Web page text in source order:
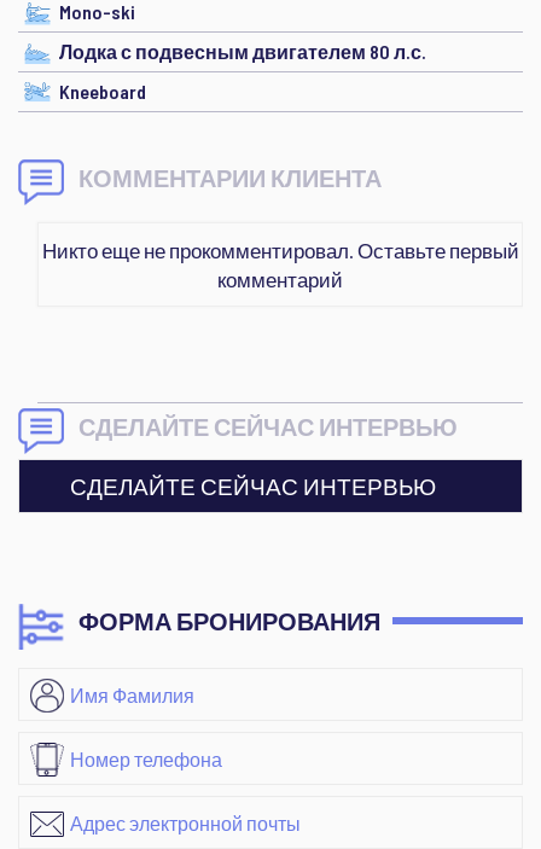
Mono-ski
Лодка с подвесным двигателем 80 л.с.
Kneeboard
КОММЕНТАРИИ КЛИЕНТА
Никто еще не прокомментировал. Оставьте первый
комментарий
СДЕЛАЙТЕ СЕЙЧАС ИНТЕРВЬЮ
СДЕЛАЙТЕ СЕЙЧАС ИНТЕРВЬЮ
ФОРМА БРОНИРОВАНИЯ